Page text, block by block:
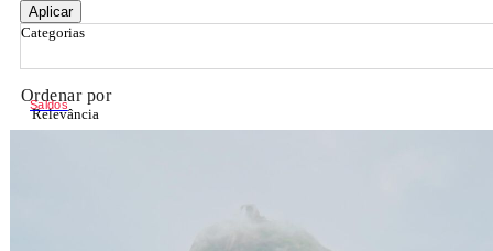
Aplicar
Categorias
Ordenar por
Relevância
Saldos